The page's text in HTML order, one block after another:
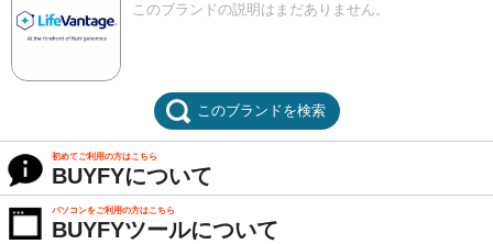
このブランドの説明はまだありません。
このブランドを検索
初めてご利用の方はこちら
BUYFYについて
パソコンをご利用の方はこちら
BUYFYツールについて